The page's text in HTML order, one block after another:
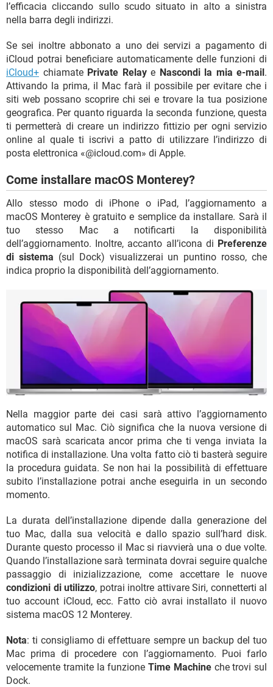
l’efficacia cliccando sullo scudo situato in alto a sinistra
nella barra degli indirizzi.
Se sei inoltre abbonato a uno dei servizi a pagamento di
iCloud potrai beneficiare automaticamente delle funzioni di
iCloud+ chiamate Private Relaye Nascondi la mia e-mail .
Attivando la prima, il Mac farà il possibile per evitare che i
siti web possano scoprire chi sei e trovare la tua posizione
geografica. Per quanto riguarda la seconda funzione, questa
ti permetterà di creare un indirizzo fittizio per ogni servizio
online al quale ti iscrivi a patto di utilizzare l’indirizzo di
posta elettronica «@icloud.com» di Apple.
Come installare macOS Monterey?
Allo stesso modo di iPhone o iPad, l’aggiornamento a
macOS Monterey è gratuito e semplice da installare. Sarà il
tuo stesso Mac a notificarti la disponibilità
dell’aggiornamento. Inoltre, accanto all’icona di Preferenze
di sistema (sul Dock) visualizzerai un puntino rosso, che
indica proprio la disponibilità dell’aggiornamento.
Nella maggior parte dei casi sarà attivo l’aggiornamento
automatico sul Mac. Ciò significa che la nuova versione di
macOS sarà scaricata ancor prima che ti venga inviata la
notifica di installazione. Una volta fatto ciò ti basterà seguire
la procedura guidata. Se non hai la possibilità di effettuare
subito l’installazione potrai anche eseguirla in un secondo
momento.
La durata dell’installazione dipende dalla generazione del
tuo Mac, dalla sua velocità e dallo spazio sull’hard disk.
Durante questo processo il Mac si riavvierà una o due volte.
Quando l’installazione sarà terminata dovrai seguire qualche
passaggio di inizializzazione, come accettare le nuove
condizioni di utilizzo, potrai inoltre attivare Siri, connetterti al
tuo account iCloud, ecc. Fatto ciò avrai installato il nuovo
sistema macOS 12 Monterey.
Nota: ti consigliamo di effettuare sempre un backup del tuo
Mac prima di procedere con l’aggiornamento. Puoi farlo
velocemente tramite la funzione Time Machineche trovi sul
Dock.